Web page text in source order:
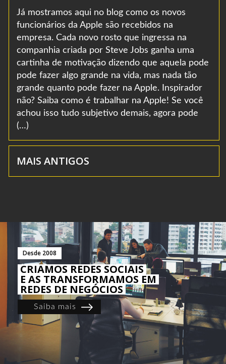
Já mostramos aqui no blog como os novos
funcionários da Apple são recebidos na
empresa. Cada novo rosto que ingressa na
companhia criada por Steve Jobs ganha uma
cartinha de motivação dizendo que aquela pode
pode fazer algo grande na vida, mas nada tão
grande quanto pode fazer na Apple. Inspirador
não? Saiba como é trabalhar na Apple! Se você
achou isso tudo subjetivo demais, agora pode
(…)
MAIS ANTIGOS
Desde 2008
CRIAMOS REDES SOCIAIS
E AS TRANSFORMAMOS EM
REDES DE NEGÓCIOS
Saiba mais